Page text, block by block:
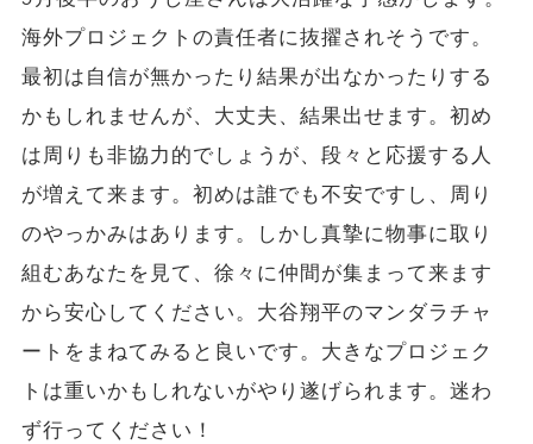
海外プロジェクトの責任者に抜擢されそうです。
最初は自信が無かったり結果が出なかったりする
かもしれませんが、大丈夫、結果出せます。初め
は周りも非協力的でしょうが、段々と応援する人
が増えて来ます。初めは誰でも不安ですし、周り
のやっかみはあります。しかし真摯に物事に取り
組むあなたを見て、徐々に仲間が集まって来ます
から安心してください。大谷翔平のマンダラチャ
ートをまねてみると良いです。大きなプロジェク
トは重いかもしれないがやり遂げられます。迷わ
ず行ってください！